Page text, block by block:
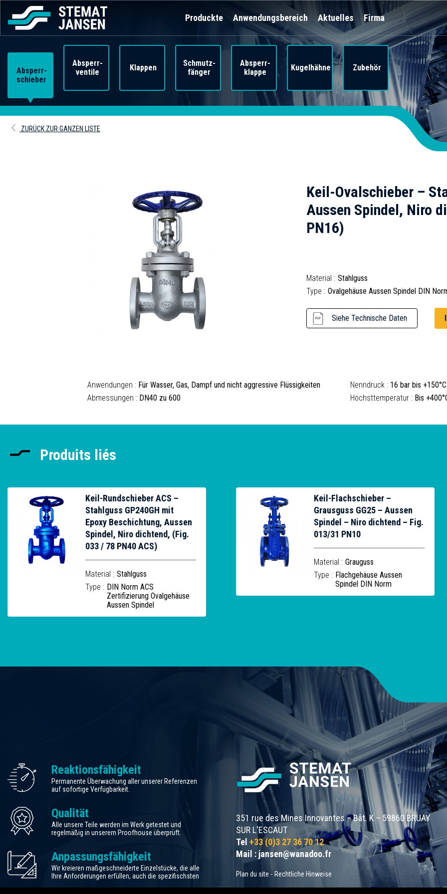
Produckte Anwendungsbereich Aktuelles Firma
Absperr-
schieber
Absperr-
ventile
Klappen
Schmutz-
fänger
Absperr-
klappe
Kugelhähne Zubehör
ZURÜCK ZUR GANZEN LISTE
Keil-Ovalschieber –
Aussen Spindel, Niro
PN16)
Material : Stahlguss
Type : Ovalgehäuse Aussen Spindel DIN
Siehe Technische Daten
Anwendungen : Für Wasser, Gas, Dampf und nicht aggressive Flüssigkeiten Nenndruck : 16 bar bis +150°C
Abmessungen : DN40 zu 600 Höchsttemperatur : Bis
Produits liés
Keil-Rundschieber ACS –
Stahlguss GP240GH mit
Epoxy Beschichtung, Aussen
Spindel, Niro dichtend, (Fig.
033 / 78 PN40 ACS)
Material : Stahlguss
Type : DIN Norm ACS
Zertifizierung Ovalgehäuse
Aussen Spindel
Keil-Flachschieber –
Grausguss GG25 – Aussen
Spindel – Niro dichtend – Fig.
013/31 PN10
Material : Grauguss
Type : Flachgehäuse Aussen
Spindel DIN Norm
Reaktionsfähigkeit
Permanente Überwachung aller unserer Referenzen
auf sofortige Verfügbarkeit.
Qualität
Alle unsere Teile werden im Werk getestet und
regelmäßig in unserem Proofhouse überprüft.
Anpassungsfähigkeit
Wir kreieren maßgeschneiderte Einzelstücke, die alle
Ihre Anforderungen erfüllen, auch die spezifischsten
351 rue des Mines Innovantes – Bât. K – 59860 BRUAY
SUR L'ESCAUT
Tel +33 (0)3 27 36 70 12
Mail : jansen@wanadoo.fr
Plan du site - Rechtliche Hinweise